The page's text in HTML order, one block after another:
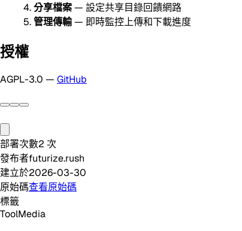
分享檔案— 設定共享目錄回饋網路
管理傳輸— 即時監控上傳和下載進度
授權
AGPL-3.0 — GitHub
部署次數2 次
發布者futurize.rush
建立於2026-03-30
原始碼查看原始碼
標籤
ToolMedia